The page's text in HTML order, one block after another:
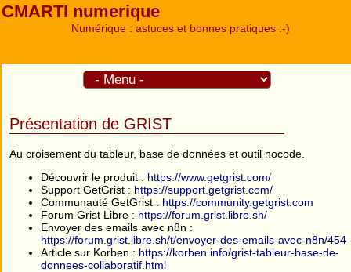
CMARTI numerique
Numérique : astuces et bonnes pratiques :-)
Présentation de GRIST
Au croisement du tableur, base de données et outil nocode.
Découvrir le produit : https://www.getgrist.com/
Support GetGrist : https://support.getgrist.com/
Communauté GetGrist : https://community.getgrist.com
Forum Grist Libre : https://forum.grist.libre.sh/
Envoyer des emails avec n8n :
https://forum.grist.libre.sh/t/envoyer-des-emails-avec-n8n/454
Article sur Korben : https://korben.info/grist-tableur-base-de-
donnees-collaboratif.html